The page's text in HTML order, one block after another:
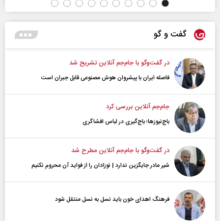
گفت و گو
در گفت‌و‌گو با جام‌جم آنلاین تشریح شد
فاصله ایران با پیشرو‌ان هوش مصنوعی قابل جبران است
جام‌جم آنلاین بررسی کرد
باج‌نیوزها؛ باج‌گیری در لباس افشاگری
در گفت‌و‌گو با جام‌جم آنلاین مطرح شد
شیر مادر جایگزین ندارد | نوزادان را از فواید آن محروم نکنیم
فرهنگ اهدای خون باید نسل به نسل منتقل شود